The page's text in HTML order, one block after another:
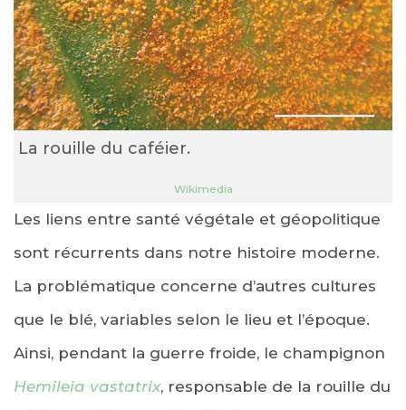
La rouille du caféier.
Wikimedia
Les liens entre santé végétale et géopolitique
sont récurrents dans notre histoire moderne.
La problématique concerne d’autres cultures
que le blé, variables selon le lieu et l’époque.
Ainsi, pendant la guerre froide, le champignon
Hemileia vastatrix, responsable de la rouille du